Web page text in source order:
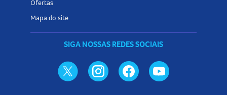
Ofertas
Mapa do site
SIGA NOSSAS REDES SOCIAIS